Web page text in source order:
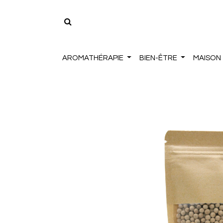
AROMATHÉRAPIE BIEN-ÊTRE MAISON